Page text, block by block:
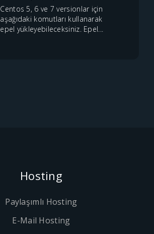
Centos 5, 6 ve 7 versionlar için
aşağıdaki komutları kullanarak
epel yükleyebileceksiniz. Epel...
Hosting
Paylaşımlı Hosting
E-Mail Hosting